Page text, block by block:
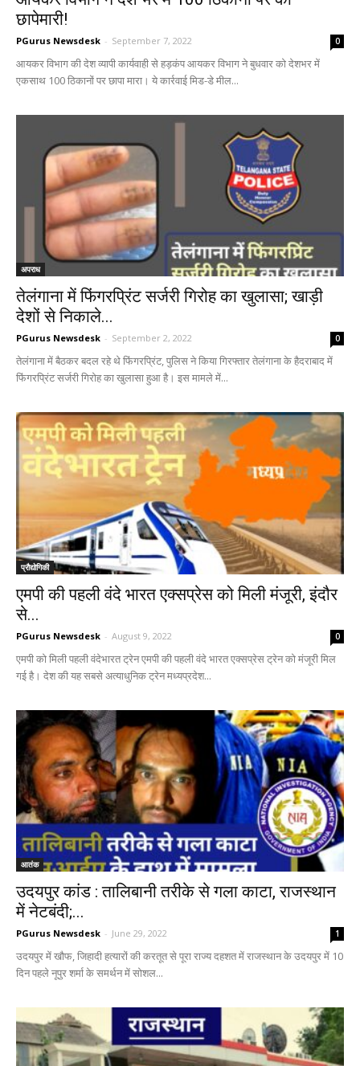
छापेमारी!
PGurus Newsdesk - September 7, 2022 0
आयकर विभाग की देश व्यापी कार्यवाही से हड़कंप आयकर विभाग ने बुधवार को देशभर में
एकसाथ 100 ठिकानों पर छापा मारा। ये कार्रवाई मिड-डे मील...
अपराध
तेलंगाना में फिंगरप्रिंट सर्जरी गिरोह का खुलासा; खाड़ी
देशों से निकाले...
PGurus Newsdesk - September 2, 2022 0
तेलंगाना में बैठकर बदल रहे थे फिंगरप्रिंट, पुलिस ने किया गिरफ्तार तेलंगाना के हैदराबाद में
फिंगरप्रिंट सर्जरी गिरोह का खुलासा हुआ है। इस मामले में...
प्रौद्योगिकी
एमपी की पहली वंदे भारत एक्सप्रेस को मिली मंजूरी, इंदौर
से...
PGurus Newsdesk - August 9, 2022 0
एमपी को मिली पहली वंदेभारत ट्रेन एमपी की पहली वंदे भारत एक्सप्रेस ट्रेन को मंजूरी मिल
गई है। देश की यह सबसे अत्याधुनिक ट्रेन मध्यप्रदेश...
आतंक
उदयपुर कांड : तालिबानी तरीके से गला काटा, राजस्थान
में नेटबंदी;...
PGurus Newsdesk - June 29, 2022 1
उदयपुर में खौफ, जिहादी हत्यारों की करतूत से पूरा राज्य दहशत में राजस्थान के उदयपुर में 10
दिन पहले नूपुर शर्मा के समर्थन में सोशल...